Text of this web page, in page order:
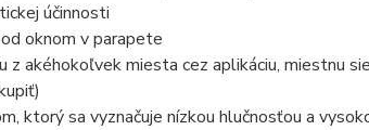
účinnosti
oknom v parapete
z akéhokoľvek miesta cez aplikáciu, miestnu
ktorý sa vyznačuje nízkou hlučnosťou a